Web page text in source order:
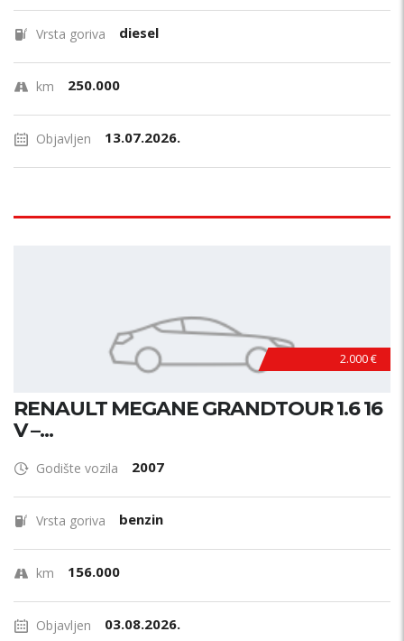
Vrsta goriva diesel
km 250.000
Objavljen 13.07.2026.
2.000 €
RENAULT MEGANE GRANDTOUR 1.6 16
V –...
Godište vozila 2007
Vrsta goriva benzin
km 156.000
Objavljen 03.08.2026.